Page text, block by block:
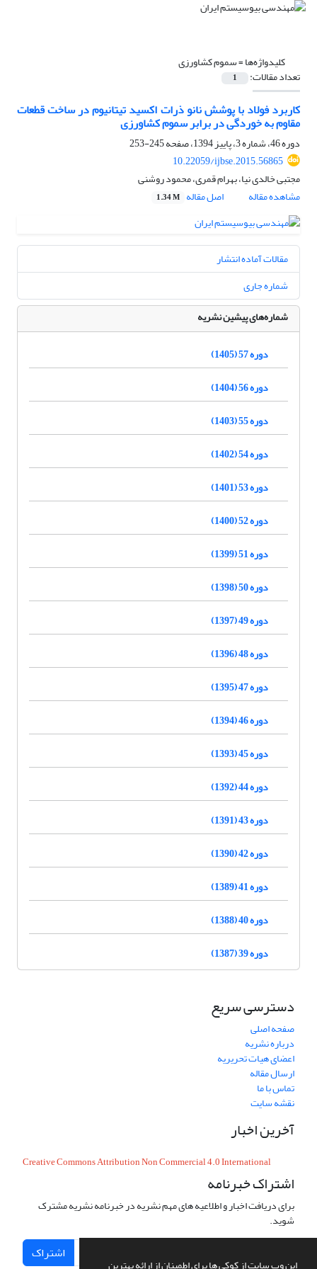
این وب سایت از کوکی ها برای اطمینان از ارائه بهترین
کلیدواژه‌ها =سموم کشاورزی
تعداد مقالات: 1
کاربرد فولاد با پوشش نانو ذرات اکسید تیتانیوم در ساخت قطعات
مقاوم به خوردگی در برابر سموم کشاورزی
دوره 46، شماره 3، پاییز 1394، صفحه
245-253
10.22059/ijbse.2015.56865
مجتبی خالدی نیا، بهرام قمری، محمود روشنی
مشاهده مقاله
اصل مقاله 1.34 M
مقالات آماده انتشار
شماره جاری
شماره‌های پیشین نشریه
دوره 57 (1405)
دوره 56 (1404)
دوره 55 (1403)
دوره 54 (1402)
دوره 53 (1401)
دوره 52 (1400)
دوره 51 (1399)
دوره 50 (1398)
دوره 49 (1397)
دوره 48 (1396)
دوره 47 (1395)
دوره 46 (1394)
دوره 45 (1393)
دوره 44 (1392)
دوره 43 (1391)
دوره 42 (1390)
دوره 41 (1389)
دوره 40 (1388)
دوره 39 (1387)
دسترسی سریع
صفحه اصلی
درباره نشریه
اعضای هیات تحریریه
ارسال مقاله
تماس با ما
نقشه سایت
آخرین اخبار
Creative Commons Attribution Non Commercial 4.0 International
اشتراک خبرنامه
برای دریافت اخبار و اطلاعیه های مهم نشریه در خبرنامه نشریه مشترک
شوید.
اشتراک